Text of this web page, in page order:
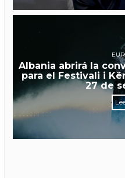
Albania abrirá la
para el Festivali i
27 de